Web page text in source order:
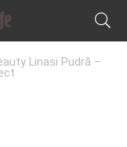
Linasi Pudră –